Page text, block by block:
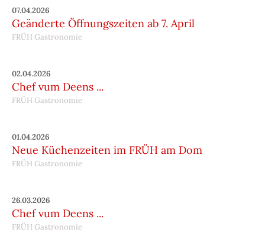
07.04.2026
Geänderte Öffnungszeiten ab 7. April
FRÜH Gastronomie
02.04.2026
Chef vum Deens ...
FRÜH Gastronomie
01.04.2026
Neue Küchenzeiten im FRÜH am Dom
FRÜH Gastronomie
26.03.2026
Chef vum Deens ...
FRÜH Gastronomie